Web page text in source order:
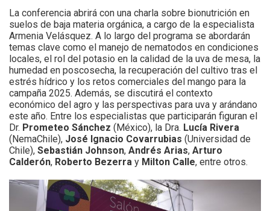
La conferencia abrirá con una charla sobre bionutrición en
suelos de baja materia orgánica, a cargo de la especialista
Armenia Velásquez. A lo largo del programa se abordarán
temas clave como el manejo de nematodos en condiciones
locales, el rol del potasio en la calidad de la uva de mesa, la
humedad en poscosecha, la recuperación del cultivo tras el
estrés hídrico y los retos comerciales del mango para la
campaña 2025. Además, se discutirá el contexto
económico del agro y las perspectivas para uva y arándano
este año. Entre los especialistas que participarán figuran el
Dr. Prometeo Sánchez (México), la Dra. Lucía Rivera
(NemaChile), José Ignacio Covarrubias (Universidad de
Chile), Sebastián Johnson, Andrés Arias, Arturo
Calderón, Roberto Bezerra y Milton Calle, entre otros.